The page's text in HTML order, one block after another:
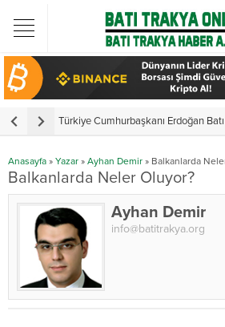
Anasayfa » Yazar » Ayhan Demir » Balkanlarda
Balkanlarda Neler Oluyor?
Ayhan Demir
info@batitrakya.org